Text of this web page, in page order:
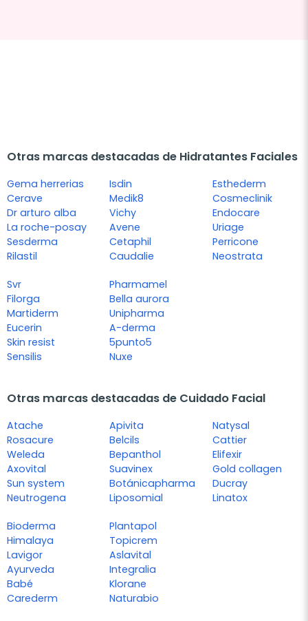
Otras marcas destacadas de Hidratantes Faciales
Gema herrerias
Cerave
Dr arturo alba
La roche-posay
Sesderma
Rilastil
Isdin
Medik8
Vichy
Avene
Cetaphil
Caudalie
Esthederm
Cosmeclinik
Endocare
Uriage
Perricone
Neostrata
Svr
Filorga
Martiderm
Eucerin
Skin resist
Sensilis
Pharmamel
Bella aurora
Unipharma
A-derma
5punto5
Nuxe
Otras marcas destacadas de Cuidado Facial
Atache
Rosacure
Weleda
Axovital
Sun system
Neutrogena
Apivita
Belcils
Bepanthol
Suavinex
Botánicapharma
Liposomial
Natysal
Cattier
Elifexir
Gold collagen
Ducray
Linatox
Bioderma
Himalaya
Lavigor
Ayurveda
Babé
Carederm
Plantapol
Topicrem
Aslavital
Integralia
Klorane
Naturabio